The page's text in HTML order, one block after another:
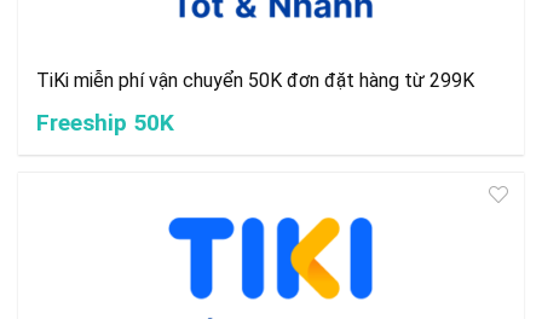
TiKi miễn phí vận chuyển 50K đơn đặt hàng từ 299K
Freeship 50K